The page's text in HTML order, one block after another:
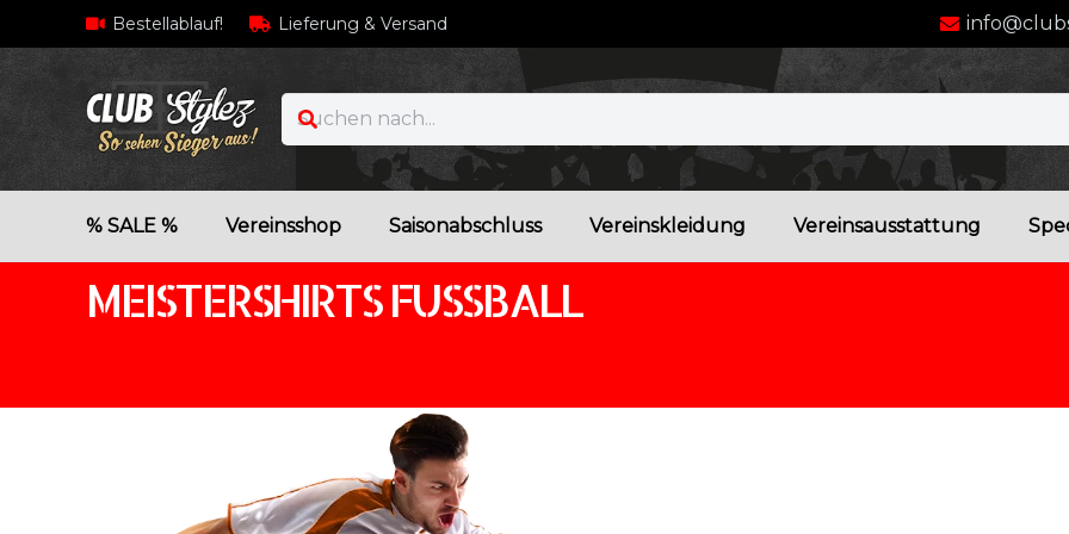
Bestellablauf! Lieferung & Versand
% SALE % Vereinsshop Saisonabschluss Vereinskleidung Vereinsausstattung
MEISTERSHIRTS FUSSBALL